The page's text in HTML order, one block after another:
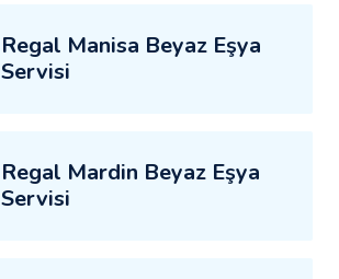
Regal Manisa Beyaz Eşya
Servisi
Regal Mardin Beyaz Eşya
Servisi